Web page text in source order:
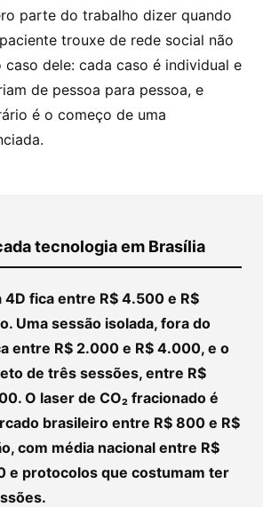
parte do trabalho dizer quando
trouxe de rede social não
dele: cada caso é individual e
de pessoa para pessoa, e
é o começo de uma
tecnologia em Brasília
4D fica entre R$ 4.500 e R$
Uma sessão isolada, fora do
entre R$ 2.000 e R$ 4.000, e o
de três sessões, entre R$
O laser de CO₂ fracionado é
brasileiro entre R$ 800 e R$
com média nacional entre R$
e protocolos que costumam ter